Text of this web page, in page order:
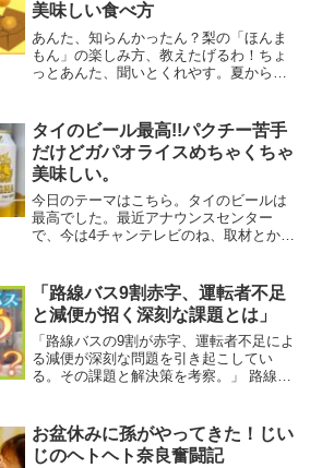
美味しい食べ方
あんた、知らんかったん？梨の「ほんま
もん」の楽しみ方、教えたげるわ！ちょ
っとあんた、聞いとくれやす。夏から秋
シャリシャリした食感と、じゅわ～っと
口いっぱいに広がる甘い果...
タイのビール最高!!パクチー苦手
だけどガパオライスめちゃくちゃ
美味しい。
今日のテーマはこちら。タイのビールは
最高でした。最近アナウンスセンター
で、今は4チャンテレビのね、取材とか
の間、見たら、前田のとこにはモンゴル
って書いてあるし、なん...
「路線バス9割赤字、運転者不足
と減便が招く深刻な課題とは」
「路線バスの9割が赤字、運転者不足によ
る減便が深刻な問題を引き起こしてい
る。その課題と解決策を考察。」 路線バ
ある。この問題は都市部のみならず、特
に地方都市や過疎地に...
お盆休みに孫がやってきた！じい
じのヘトヘト奈良奮闘記